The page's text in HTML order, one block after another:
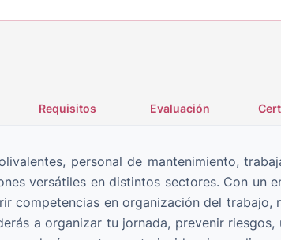
Requisitos Evaluación
personal de mantenimiento,
versátiles en distintos sectores. Con un
competencias en organización del trabajo,
a organizar tu jornada, prevenir riesgos,